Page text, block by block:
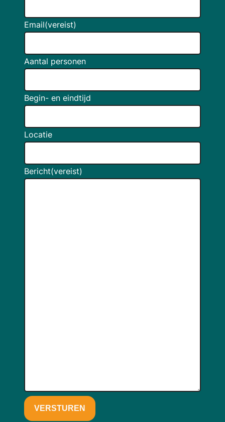
Email(vereist)
Aantal personen
Begin- en eindtijd
Locatie
Bericht(vereist)
VERSTUREN